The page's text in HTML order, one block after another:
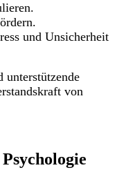
und Unsicherheit
unterstützende
von